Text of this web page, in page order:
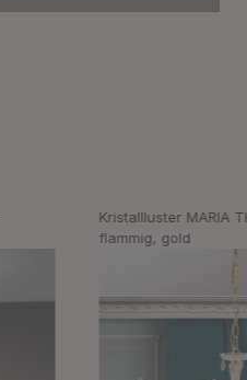
Kristallluster MARIA
flammig, gold